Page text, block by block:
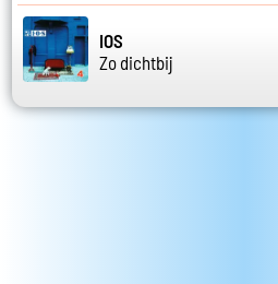
IOS
Zo dichtbij